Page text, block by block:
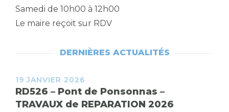
Samedi de 10h00 à 12h00
Le maire reçoit sur RDV
DERNIÈRES ACTUALITÉS
19 JANVIER 2026
RD526 – Pont de Ponsonnas –
TRAVAUX de REPARATION 2026